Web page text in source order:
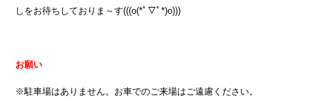
しをお待ちしておりま～す(((o(*ﾟ▽ﾟ*)o)))
お願い
※駐車場はありません。お車でのご来場はご遠慮ください。